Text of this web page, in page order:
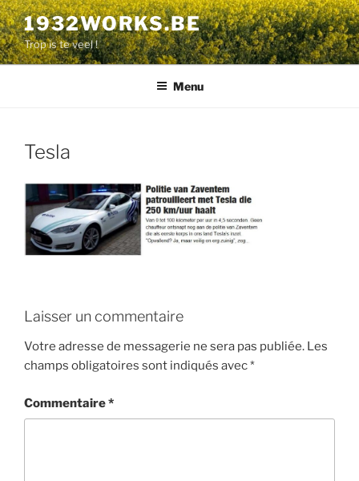
Aller
au
contenu
principal
1932WORKS.BE
Trop is te veel !
Menu
Tesla
Laisser un commentaire
Votre adresse de messagerie ne sera pas publiée. Les
champs obligatoires sont indiqués avec*
Commentaire*